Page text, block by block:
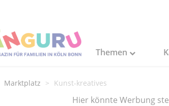
Themen
Marktplatz Kunst-kreatives
Hier könnte Werbung